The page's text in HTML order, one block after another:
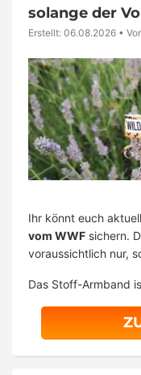
solange der
Erstellt: 06.08.2026 •
Ihr könnt euch
vom WWF sichern.
voraussichtlich nur,
Das Stoff-Armband